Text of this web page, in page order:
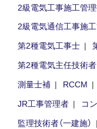
2級電気工事施工管
2級電気通信工事施
第2種電気工事士
第2種電気主任技術者
測量士補
RCCM
JR工事管理者
コ
監理技術者（一建施）